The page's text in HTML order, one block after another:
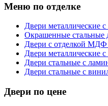
Меню по отделке
Двери металлические
Окрашенные стальные
Двери с отделкой МДФ
Двери металлические
Двери стальные с
Двери стальные с
Двери по цене